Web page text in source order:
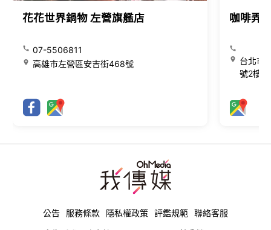
花花世界鍋物 左營旗艦店
07-5506811
高雄市左營區安吉街468號
咖啡弄
台北市
號2樓
公告 服務條款 隱私權政策 評鑑規範 聯絡客服